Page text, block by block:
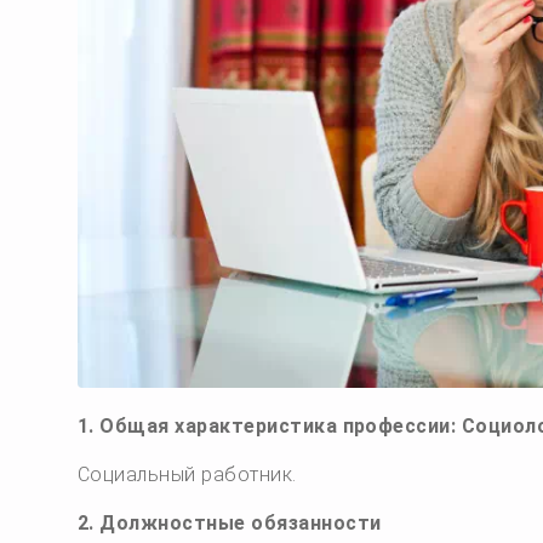
1. Общая характеристика профессии:
Социальный работник.
2. Должностные обязанности